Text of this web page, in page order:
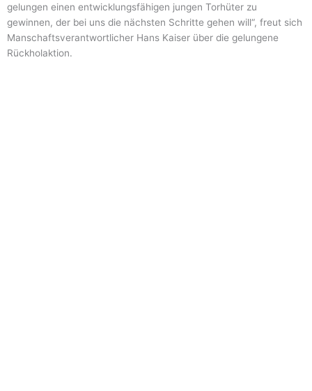
gelungen einen entwicklungsfähigen jungen Torhüter zu
gewinnen, der bei uns die nächsten Schritte gehen will“, freut sich
Manschaftsverantwortlicher Hans Kaiser über die gelungene
Rückholaktion.